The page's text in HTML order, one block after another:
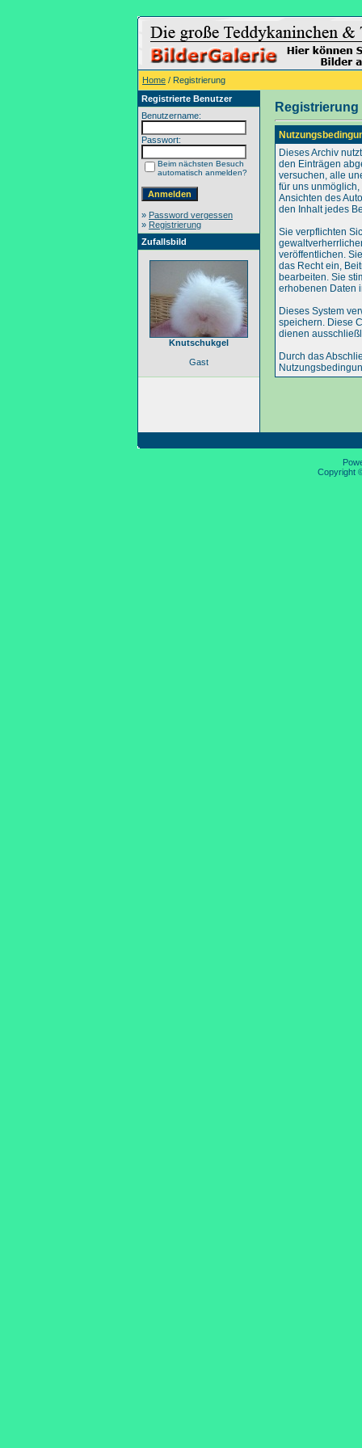
Home / Registrierung
Registrierte Benutzer
Benutzername:
Passwort:
Beim nächsten Besuch
automatisch anmelden?
» Password vergessen
» Registrierung
Zufallsbild
Knutschukgel
Gast
Registrierung
Dieses Archiv
den Einträgen
versuchen, alle
für uns
Ansichten des
den Inhalt jedes
Sie verpflichten
veröffentlichen.
das Recht ein,
bearbeiten. Sie
erhobenen Daten
Dieses System
speichern. Diese
dienen
Durch das
Copyright